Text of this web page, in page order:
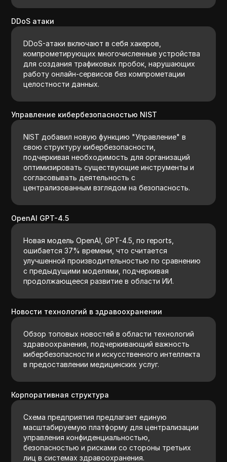
DDoS атаки
DDoS-атаки включают в себя хакеров,
компрометирующих многочисленные устройства
для создания трафиковых пробок, нарушающих
работу онлайн-сервисов без компрометации
целостности данных.
Управление кибербезопасностью NIST
NIST добавил новую функцию "Управление" в
свою структуру кибербезопасности,
подчеркивая необходимость для организаций
оптимизировать существующие инструменты и
согласовывать деятельность с
централизованным взглядом на безопасность.
OpenAI GPT-4.5
Новая модель OpenAI, GPT-4.5, по reports,
ошибается 37% времени, что считается
улучшенной производительностью по сравнению
с предыдущими моделями, подчеркивая
продолжающееся развитие в области ИИ.
Новости технологий в здравоохранении
Обзор топовых новостей в области технологий
здравоохранения, подчеркивающий важность
кибербезопасности и искусственного интеллекта
в предоставлении медицинских услуг.
Корпоративная структура
Схема предприятия предлагает единую
масштабируемую платформу для централизации
управления конфиденциальностью,
безопасностью и рисками со стороны третьих
лиц в системах здравоохранения.